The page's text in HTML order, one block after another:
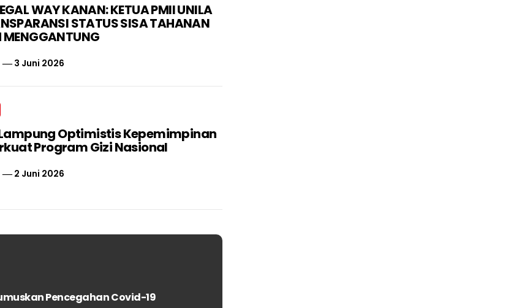
WAY KANAN: KETUA PMII UNILA
STATUS SISA TAHANAN
3 Juni 2026
Lampung Optimistis Kepemimpinan
Program Gizi Nasional
2 Juni 2026
Pencegahan Covid-19